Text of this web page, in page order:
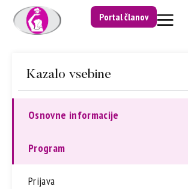
Portal članov
Kazalo vsebine
Osnovne informacije
Program
Prijava